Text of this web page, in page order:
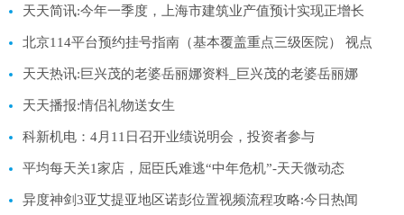
天天简讯:今年一季度，上海市建筑业产值预计实现正增长
北京114平台预约挂号指南（基本覆盖重点三级医院） 视点
天天热讯:巨兴茂的老婆岳丽娜资料_巨兴茂的老婆岳丽娜
天天播报:情侣礼物送女生
科新机电：4月11日召开业绩说明会，投资者参与
平均每天关1家店，屈臣氏难逃“中年危机”-天天微动态
异度神剑3亚艾提亚地区诺彭位置视频流程攻略:今日热闻